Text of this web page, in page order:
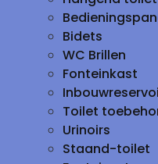
Bidets
WC Brillen
Fonteinkast
Toilet
Urinoirs
Staand-toilet